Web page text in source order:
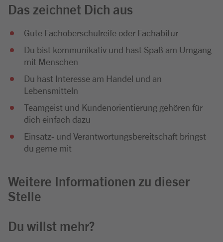
Das zeichnet Dich aus
Gute Fachoberschulreife oder Fachabitur
Du bist kommunikativ und hast Spaß am Umgang
mit Menschen
Du hast Interesse am Handel und an
Lebensmitteln
Teamgeist und Kundenorientierung gehören für
dich einfach dazu
Einsatz- und Verantwortungsbereitschaft bringst
du gerne mit
Weitere Informationen zu dieser
Stelle
Du willst mehr?